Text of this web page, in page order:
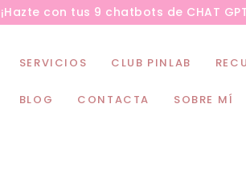
¡Hazte con tus 9 chatbots de CHAT
SERVICIOS CLUB PINLAB
BLOG CONTACTA SOBRE MÍ